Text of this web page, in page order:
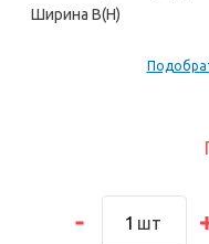
шт
Ширина В(H)